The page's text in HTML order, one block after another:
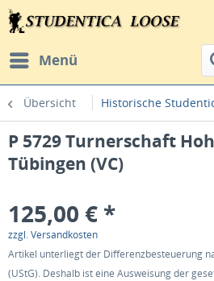
Menü
Übersicht Historische
P 5729 Turnerschaft
Tübingen (VC)
125,00 € *
zzgl. Versandkosten
Artikel unterliegt der Differenzbesteuerung
(UStG). Deshalb ist eine Ausweisung der